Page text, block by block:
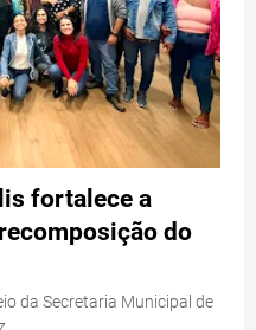
fortalece a
do
da Secretaria Municipal de